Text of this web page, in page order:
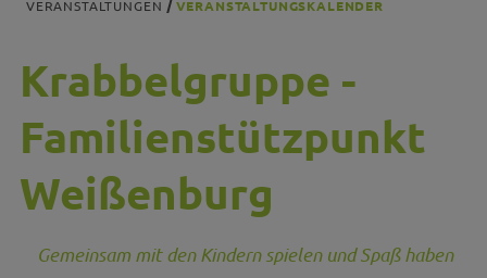
VERANSTALTUNGEN VERANSTALTUNGSKALENDER
Krabbelgruppe -
Familienstützpunkt
Weißenburg
Gemeinsam mit den Kindern spielen und Spaß haben